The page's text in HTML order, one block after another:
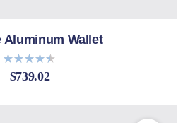
Aluminum Wallet
Bewertet
mit4.40
$739.02